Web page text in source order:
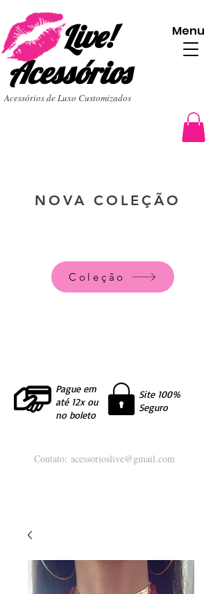
Live!
Acessórios
Acessórios de Luxo Customizados
NOVA COLEÇÃO
Menu
Coleção
Pague em
até 12x ou
no boleto
Site 100%
Seguro
Contato: acessorioslive@gmail.com